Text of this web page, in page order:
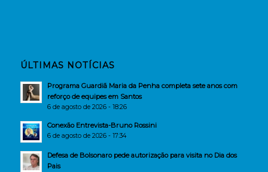
ÚLTIMAS NOTÍCIAS
Programa Guardiã Maria da Penha completa sete anos com
reforço de equipes em Santos
6 de agosto de 2026 - 18:26
Conexão Entrevista-Bruno Rossini
6 de agosto de 2026 - 17:34
Defesa de Bolsonaro pede autorização para visita no Dia dos
Pais